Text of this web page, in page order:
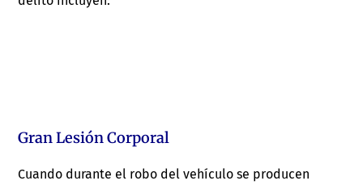
Gran Lesión Corporal
Cuando durante el robo del vehículo se producen